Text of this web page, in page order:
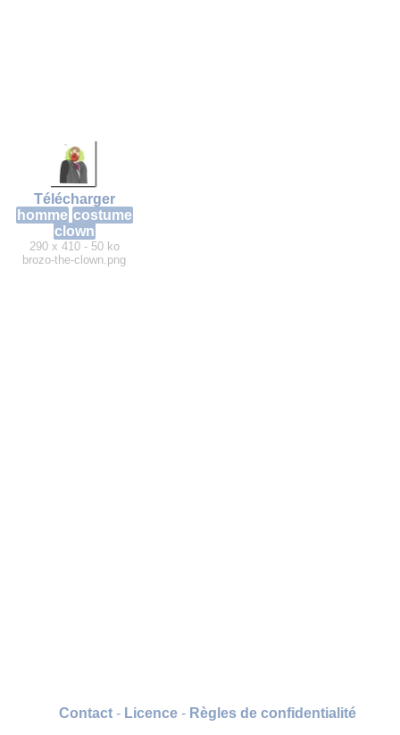
Télécharger
homme costume
clown
290 x 410 - 50 ko
brozo-the-clown.png
Contact- Licence- Règles de confidentialité